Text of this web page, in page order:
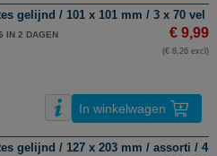
gelijnd / 101 x 101 mm / 3 x 70 vel
IN 2 DAGEN € 9,99
(€ 8,26 excl)
In winkelwagen
gelijnd / 127 x 203 mm / assorti / 4